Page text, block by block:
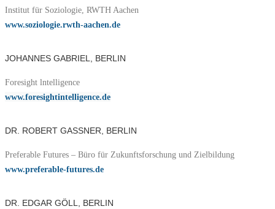
Institut für Soziologie, RWTH Aachen
www.soziologie.rwth-aachen.de
JOHANNES GABRIEL, BERLIN
Foresight lntelligence
www.foresightintelligence.de
DR. ROBERT GASSNER, BERLIN
Preferable Futures – Büro für Zukunftsforschung und Zielbildung
www.preferable-futures.de
DR. EDGAR GÖLL, BERLIN